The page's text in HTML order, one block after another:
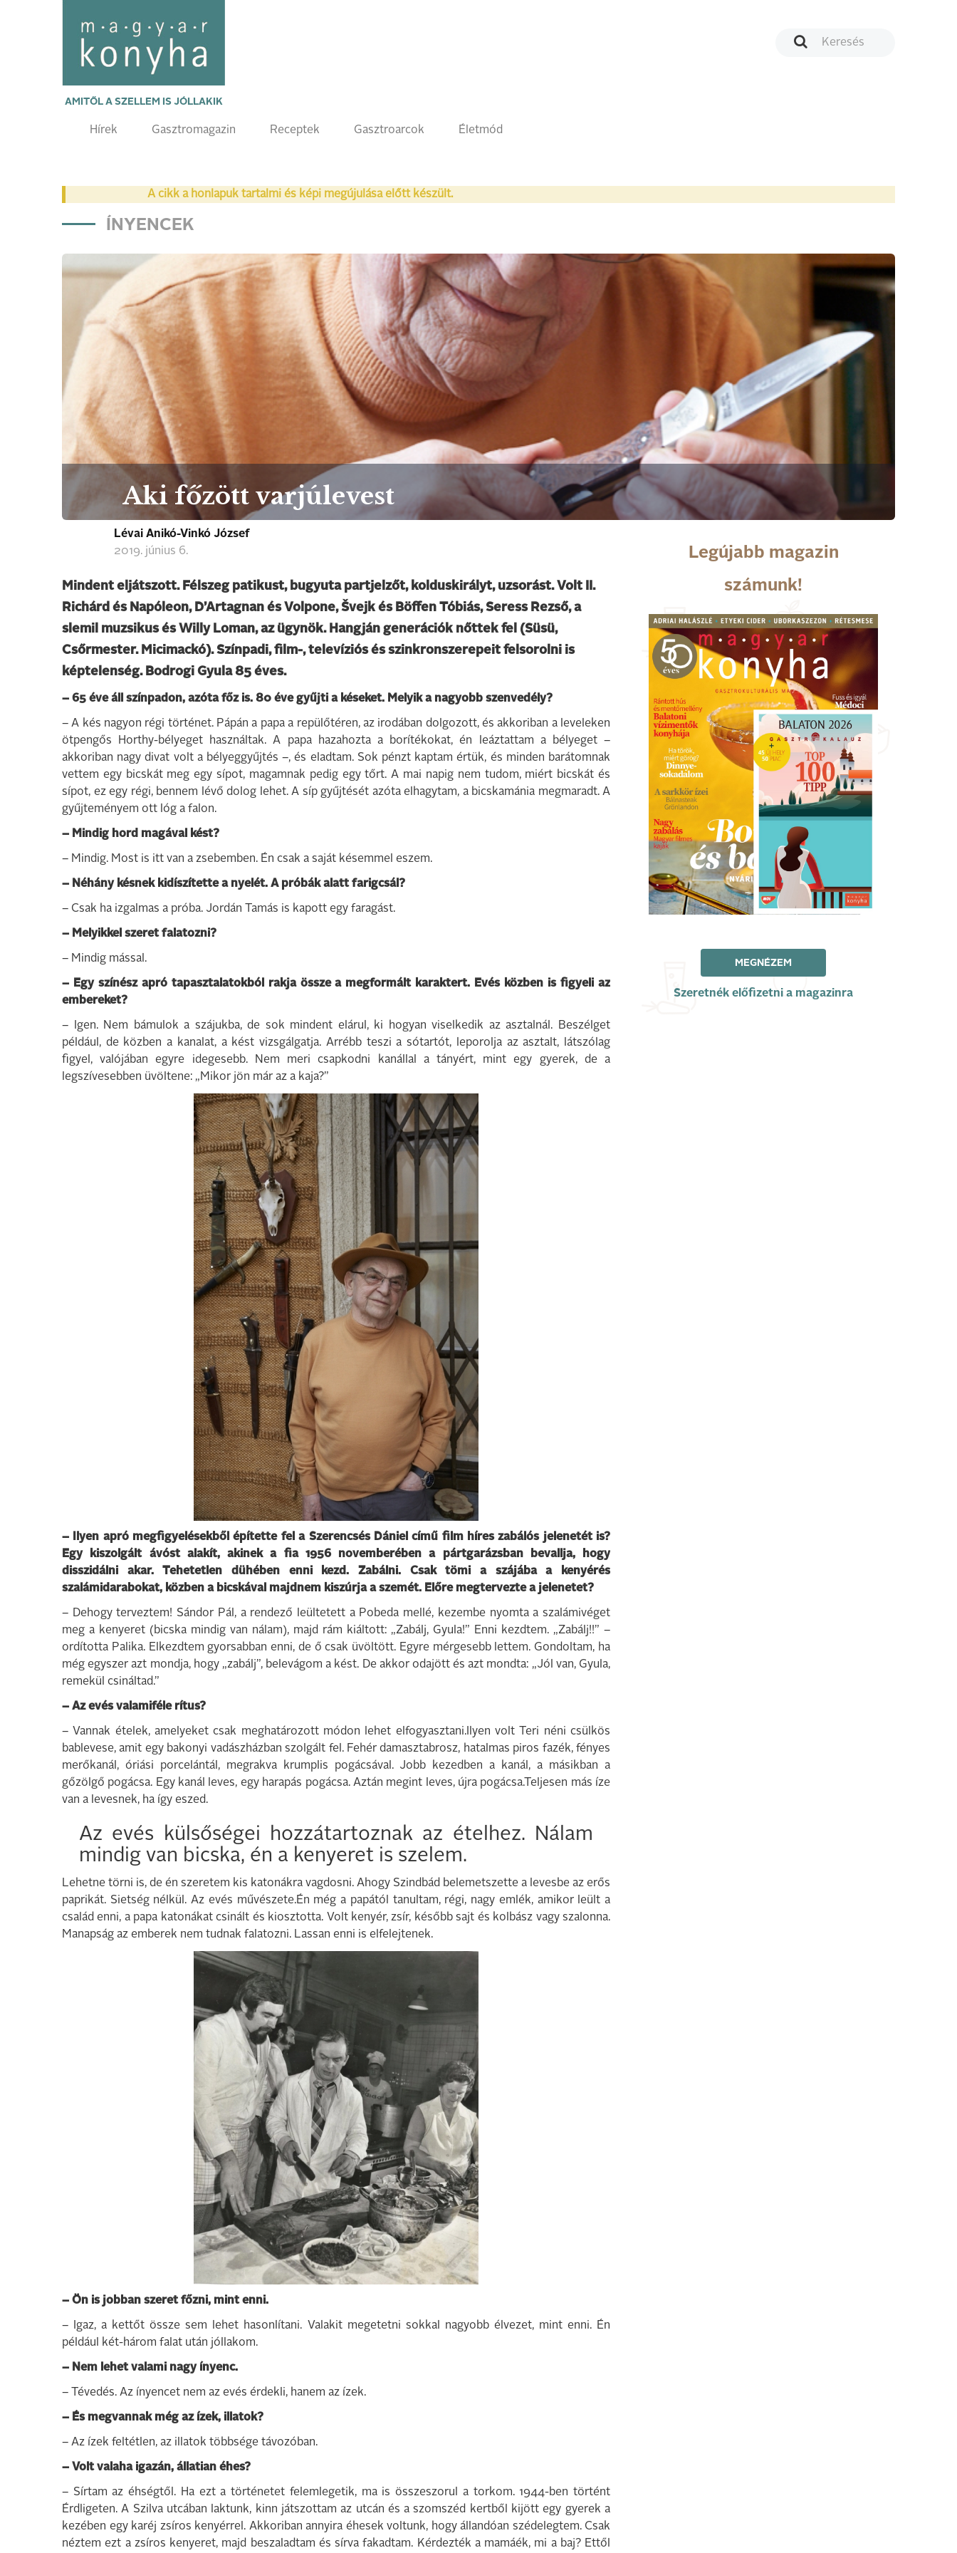
AMITŐL A SZELLEM IS JÓLLAKIK
Hírek Gasztromagazin Receptek Gasztroarcok Életmód
A cikk a honlapuk tartalmi és képi megújulása előtt készült.
ÍNYENCEK
Aki főzött varjúlevest
Lévai Anikó-Vinkó József
2019. június 6.
Mindent eljátszott. Félszeg patikust, bugyuta partjelzőt, kolduskirályt, uzsorást. Volt II.
Richárd és Napóleon, D’Artagnan és Volpone, Švejk és Böffen Tóbiás, Seress Rezső, a
slemil muzsikus és Willy Loman, az ügynök. Hangján generációk nőttek fel (Süsü,
Csőrmester. Micimackó). Színpadi, film-, televíziós és szinkronszerepeit felsorolni is
képtelenség. Bodrogi Gyula 85 éves.
– 65 éve áll színpadon, azóta főz is. 80 éve gyűjti a késeket. Melyik a nagyobb szenvedély?
– A kés nagyon régi történet. Pápán a papa a repülőtéren, az irodában dolgozott, és akkoriban a leveleken
ötpengős Horthy-bélyeget használtak. A papa hazahozta a borítékokat, én leáztattam a bélyeget –
akkoriban nagy divat volt a bélyeggyűjtés –, és eladtam. Sok pénzt kaptam értük, és minden barátomnak
vettem egy bicskát meg egy sípot, magamnak pedig egy tőrt. A mai napig nem tudom, miért bicskát és
sípot, ez egy régi, bennem lévő dolog lehet. A síp gyűjtését azóta elhagytam, a bicskamánia megmaradt. A
gyűjteményem ott lóg a falon.
– Mindig hord magával kést?
– Mindig. Most is itt van a zsebemben. Én csak a saját késemmel eszem.
– Néhány késnek kidíszítette a nyelét. A próbák alatt farigcsál?
– Csak ha izgalmas a próba. Jordán Tamás is kapott egy faragást.
– Melyikkel szeret falatozni?
– Mindig mással.
– Egy színész apró tapasztalatokból rakja össze a megformált karaktert. Evés közben is figyeli az
embereket?
– Igen. Nem bámulok a szájukba, de sok mindent elárul, ki hogyan viselkedik az asztalnál. Beszélget
például, de közben a kanalat, a kést vizsgálgatja. Arrébb teszi a sótartót, leporolja az asztalt, látszólag
figyel, valójában egyre idegesebb. Nem meri csapkodni kanállal a tányért, mint egy gyerek, de a
legszívesebben üvöltene: „Mikor jön már az a kaja?”
– Ilyen apró megfigyelésekből építette fel a Szerencsés Dániel című film híres zabálós jelenetét is?
Egy kiszolgált ávóst alakít, akinek a fia 1956 novemberében a pártgarázsban bevallja, hogy
disszidálni akar. Tehetetlen dühében enni kezd. Zabálni. Csak tömi a szájába a kenyérés
szalámidarabokat, közben a bicskával majdnem kiszúrja a szemét. Előre megtervezte a jelenetet?
– Dehogy terveztem! Sándor Pál, a rendező leültetett a Pobeda mellé, kezembe nyomta a szalámivéget
meg a kenyeret (bicska mindig van nálam), majd rám kiáltott: „Zabálj, Gyula!” Enni kezdtem. „Zabálj!!” –
ordította Palika. Elkezdtem gyorsabban enni, de ő csak üvöltött. Egyre mérgesebb lettem. Gondoltam, ha
még egyszer azt mondja, hogy „zabálj”, belevágom a kést. De akkor odajött és azt mondta: „Jól van, Gyula,
remekül csináltad.”
– Az evés valamiféle rítus?
– Vannak ételek, amelyeket csak meghatározott módon lehet elfogyasztani.Ilyen volt Teri néni csülkös
bablevese, amit egy bakonyi vadászházban szolgált fel. Fehér damasztabrosz, hatalmas piros fazék, fényes
merőkanál, óriási porcelántál, megrakva krumplis pogácsával. Jobb kezedben a kanál, a másikban a
gőzölgő pogácsa. Egy kanál leves, egy harapás pogácsa. Aztán megint leves, újra pogácsa.Teljesen más íze
van a levesnek, ha így eszed.
Az evés külsőségei hozzátartoznak az ételhez. Nálam
mindig van bicska, én a kenyeret is szelem.
Lehetne törni is, de én szeretem kis katonákra vagdosni. Ahogy Szindbád belemetszette a levesbe az erős
paprikát. Sietség nélkül. Az evés művészete.Én még a papától tanultam, régi, nagy emlék, amikor leült a
család enni, a papa katonákat csinált és kiosztotta. Volt kenyér, zsír, később sajt és kolbász vagy szalonna.
Manapság az emberek nem tudnak falatozni. Lassan enni is elfelejtenek.
– Ön is jobban szeret főzni, mint enni.
– Igaz, a kettőt össze sem lehet hasonlítani. Valakit megetetni sokkal nagyobb élvezet, mint enni. Én
például két-három falat után jóllakom.
– Nem lehet valami nagy ínyenc.
– Tévedés. Az ínyencet nem az evés érdekli, hanem az ízek.
– És megvannak még az ízek, illatok?
– Az ízek feltétlen, az illatok többsége távozóban.
– Volt valaha igazán, állatian éhes?
– Sírtam az éhségtől. Ha ezt a történetet felemlegetik, ma is összeszorul a torkom. 1944-ben történt
Érdligeten. A Szilva utcában laktunk, kinn játszottam az utcán és a szomszéd kertből kijött egy gyerek a
kezében egy karéj zsíros kenyérrel. Akkoriban annyira éhesek voltunk, hogy állandóan szédelegtem. Csak
néztem ezt a zsíros kenyeret, majd beszaladtam és sírva fakadtam. Kérdezték a mamáék, mi a baj? Ettől
Legújabb magazin
számunk!
MEGNÉZEM
Szeretnék előfizetni a magazinra